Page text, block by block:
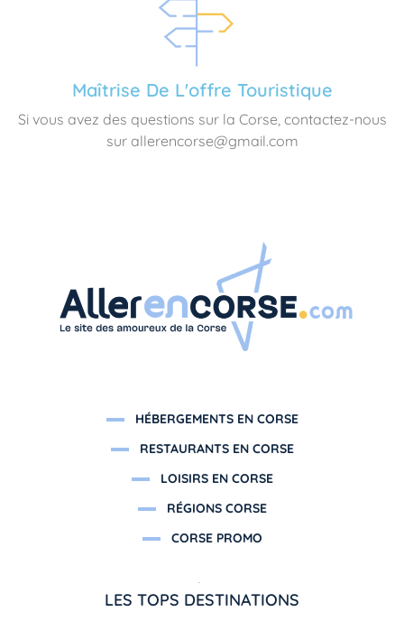
Maîtrise De L'offre Touristique
Si vous avez des questions sur la Corse, contactez-nous
sur allerencorse@gmail.com
HÉBERGEMENTS EN CORSE
RESTAURANTS EN CORSE
LOISIRS EN CORSE
RÉGIONS CORSE
CORSE PROMO
LES TOPS DESTINATIONS